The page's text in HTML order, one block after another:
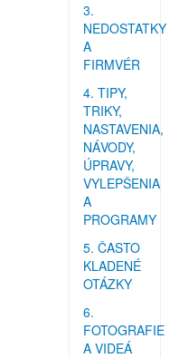
3.
NEDOSTATKY
A
FIRMVÉR
4. TIPY,
TRIKY,
NASTAVENIA,
NÁVODY,
ÚPRAVY,
VYLEPŠENIA
A
PROGRAMY
5. ČASTO
KLADENÉ
OTÁZKY
6.
FOTOGRAFIE
A VIDEÁ